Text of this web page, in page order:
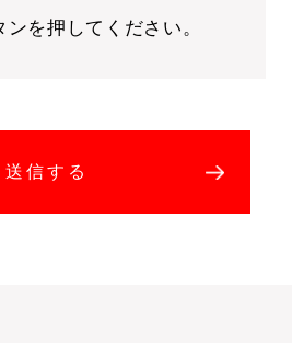
を押してください。